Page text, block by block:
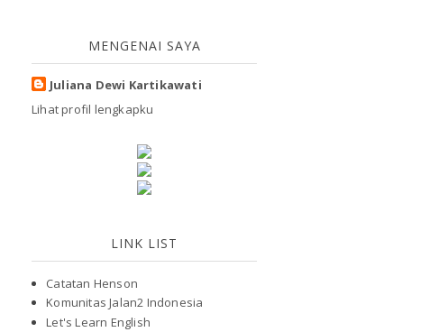
MENGENAI SAYA
Juliana Dewi Kartikawati
Lihat profil lengkapku
LINK LIST
Catatan Henson
Komunitas Jalan2 Indonesia
Let's Learn English